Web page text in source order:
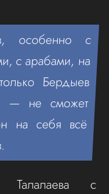
особенно с
с арабами, на
Бердыев
— не сможет
на себя всё
Талалаева с